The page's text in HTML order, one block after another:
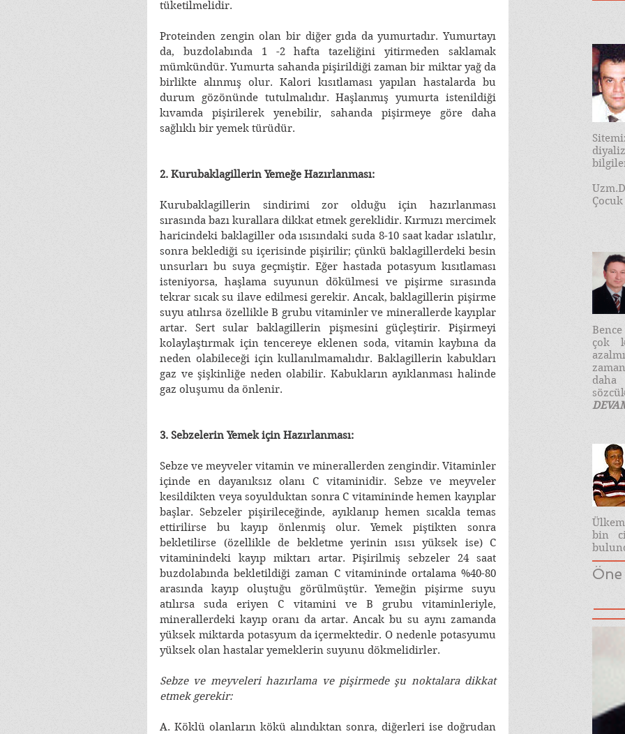
tüketilmelidir.
Proteinden zengin olan bir diğer gıda da yumurtadır. Yumurtayı
da, buzdolabında 1 -2 hafta tazeliğini yitirmeden saklamak
mümkündür. Yumurta sahanda pişirildiği zaman bir miktar yağ da
birlikte alınmış olur. Kalori kısıtlaması yapılan hastalarda bu
durum gözönünde tutulmalıdır. Haşlanmış yumurta istenildiği
kıvamda pişirilerek yenebilir, sahanda pişirmeye göre daha
sağlıklı bir yemek türüdür.
2. Kurubaklagillerin Yemeğe Hazırlanması:
Kurubaklagillerin sindirimi zor olduğu için hazırlanması
sırasında bazı kurallara dikkat etmek gereklidir. Kırmızı mercimek
haricindeki baklagiller oda ısısındaki suda 8-10 saat kadar ıslatılır,
sonra beklediği su içerisinde pişirilir; çünkü baklagillerdeki besin
unsurları bu suya geçmiştir. Eğer hastada potasyum kısıtlaması
isteniyorsa, haşlama suyunun dökülmesi ve pişirme sırasında
tekrar sıcak su ilave edilmesi gerekir. Ancak, baklagillerin pişirme
suyu atılırsa özellikle B grubu vitaminler ve minerallerde kayıplar
artar. Sert sular baklagillerin pişmesini güçleştirir. Pişirmeyi
kolaylaştırmak için tencereye eklenen soda, vitamin kaybına da
neden olabileceği için kullanılmamalıdır. Baklagillerin kabukları
gaz ve şişkinliğe neden olabilir. Kabukların ayıklanması halinde
gaz oluşumu da önlenir.
3. Sebzelerin Yemek için Hazırlanması:
Sebze ve meyveler vitamin ve minerallerden zengindir. Vitaminler
içinde en dayanıksız olanı C vitaminidir. Sebze ve meyveler
kesildikten veya soyulduktan sonra C vitamininde hemen kayıplar
başlar. Sebzeler pişirileceğinde, ayıklanıp hemen sıcakla temas
ettirilirse bu kayıp önlenmiş olur. Yemek piştikten sonra
bekletilirse (özellikle de bekletme yerinin ısısı yüksek ise) C
vitaminindeki kayıp miktarı artar. Pişirilmiş sebzeler 24 saat
buzdolabında bekletildiği zaman C vitamininde ortalama %40-80
arasında kayıp oluştuğu görülmüştür. Yemeğin pişirme suyu
atılırsa suda eriyen C vitamini ve B grubu vitaminleriyle,
minerallerdeki kayıp oranı da artar. Ancak bu su aynı zamanda
yüksek miktarda potasyum da içermektedir. O nedenle potasyumu
yüksek olan hastalar yemeklerin suyunu dökmelidirler.
Sebze ve meyveleri hazırlama ve pişirmede şu noktalara dikkat
etmek gerekir:
A. Köklü olanların kökü alındıktan sonra, diğerleri ise doğrudan
Çocuk
çok
bin